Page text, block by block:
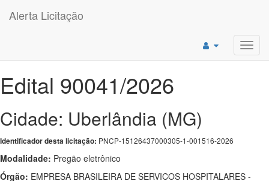
Alerta Licitação
Edital 90041/2026
Cidade: Uberlândia (MG)
Identificador desta licitação: PNCP-15126437000305-1-001516-2026
Modalidade: Pregão eletrônico
Órgão: EMPRESA BRASILEIRA DE SERVICOS HOSPITALARES -